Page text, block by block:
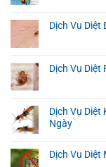
Dịch Vụ Diệt
Dịch Vụ Diệt
Dịch Vụ Diệt
Ngày
Dịch Vụ Diệt